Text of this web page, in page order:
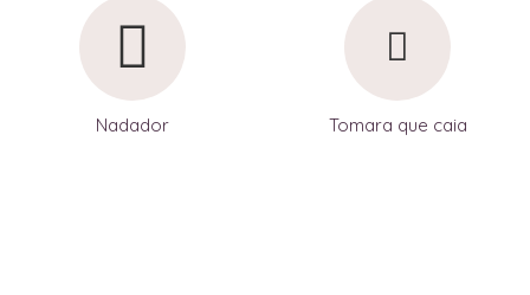
Nadador Tomara que caia